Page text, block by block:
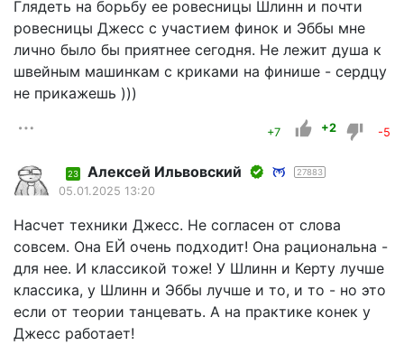
Глядеть на борьбу ее ровесницы Шлинн и почти
ровесницы Джесс с участием финок и Эббы мне
лично было бы приятнее сегодня. Не лежит душа к
швейным машинкам с криками на финише - сердцу
не прикажешь )))
+7 +2 -5
23 Алексей Ильвовский 27883
05.01.2025 13:20
Насчет техники Джесс. Не согласен от слова
совсем. Она ЕЙ очень подходит! Она рациональна -
для нее. И классикой тоже! У Шлинн и Керту лучше
классика, у Шлинн и Эббы лучше и то, и то - но это
если от теории танцевать. А на практике конек у
Джесс работает!